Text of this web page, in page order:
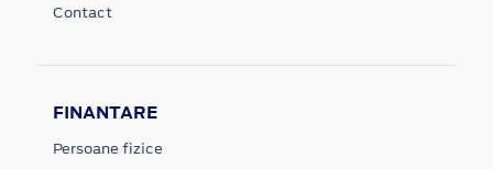
Contact
FINANTARE
Persoane fizice